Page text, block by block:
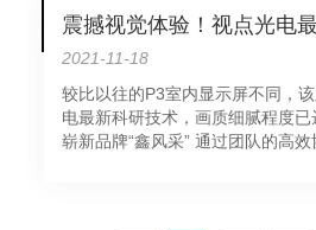
2021-11-18
较比以往的P3室内显示屏不同，
电最新科研技术，画质细腻程度已
崭新品牌“鑫风采” 通过团队的高效协作，在极短的时间